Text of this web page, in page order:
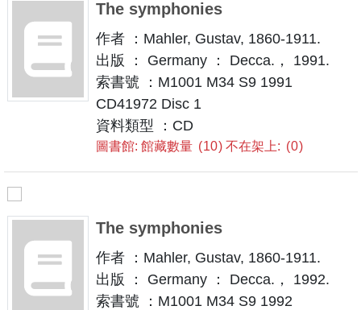
The symphonies
作者 ：Mahler, Gustav, 1860-1911.
出版 ： Germany ： Decca.， 1991.
索書號 ：M1001 M34 S9 1991
CD41972 Disc 1
資料類型 ：CD
圖書館: 館藏數量 10 不在架上: 0
The symphonies
作者 ：Mahler, Gustav, 1860-1911.
出版 ： Germany ： Decca.， 1992.
索書號 ：M1001 M34 S9 1992